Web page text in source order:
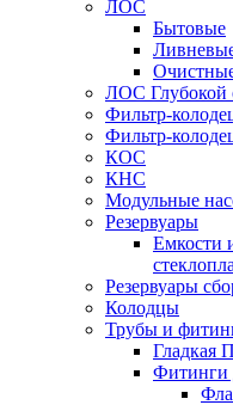
ЛОС
Бытовые
ЛОС Глубокой
Фильтр-
Фильтр-
КОС
КНС
Модульные
Резервуары
Емкости
Резервуары
Колодцы
Трубы и
Гладкая
Фитинги